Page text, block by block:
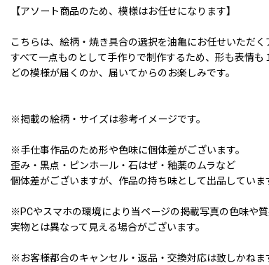
【アソート商品のため、模様はお任せになります】
こちらは、絵柄・焼き具合の選択を油亀にお任せいただく
すべて一点ものとして手作りで制作するため、形も表情も
どの模様が届くのか、届いてからのお楽しみです。
※掲載の絵柄・サイズは参考イメージです。
※手仕事作品のため形や色味に個体差がございます。
歪み・黒点・ピンホール・石はぜ・釉薬のムラなど
個体差がございますが、作品の持ち味として出品していま
※PCやスマホの環境により当ページの掲載写真の色味や
実物とは異なって見える場合がございます。
※お客様都合のキャンセル・返品・交換対応は致しかねま